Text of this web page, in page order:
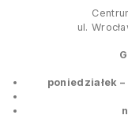
ul.
poniedziałek